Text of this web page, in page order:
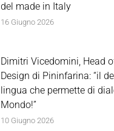
del made in Italy
16 Giugno 2026
Dimitri Vicedomini, Head
Design di Pininfarina: “il
lingua che permette di
Mondo!”
10 Giugno 2026